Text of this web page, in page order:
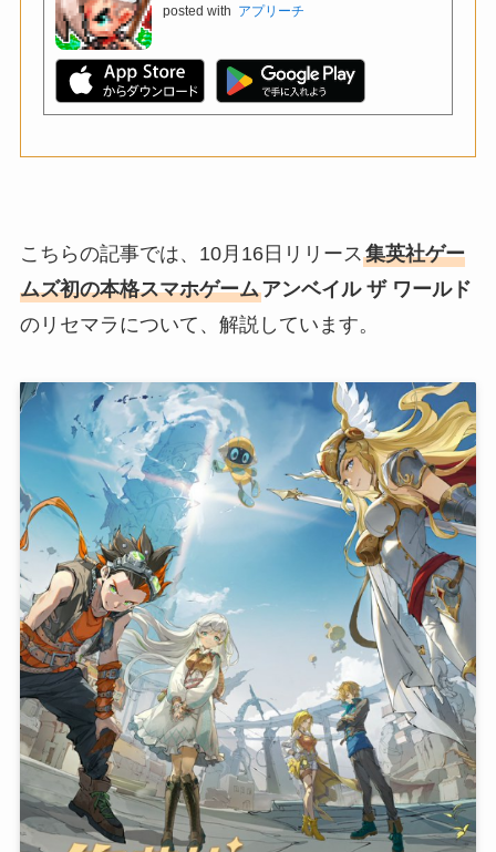
posted with アプリーチ
こちらの記事では、10月16日リリース集英社ゲー
ムズ初の本格スマホゲームアンベイル ザ ワールド
のリセマラについて、解説しています。